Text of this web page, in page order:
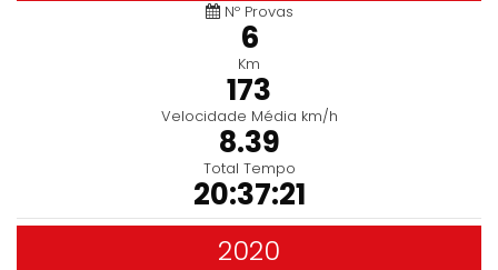
Nº Provas
6
Km
173
Velocidade Média km/h
8.39
Total Tempo
20:37:21
2020